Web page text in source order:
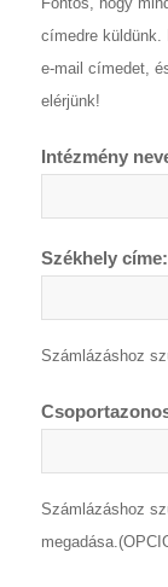
címedre küldünk.
e-mail címedet,
elérjünk!
Intézmény
Székhely címe:
Számlázáshoz
Számlázáshoz